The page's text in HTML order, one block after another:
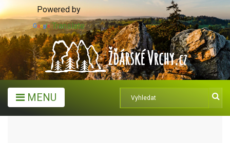
Powered by
Translate
MENU